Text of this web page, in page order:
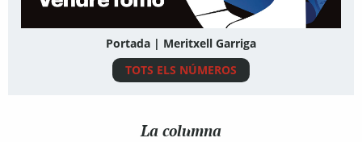
Portada | Meritxell Garriga
TOTS ELS NÚMEROS
La columna